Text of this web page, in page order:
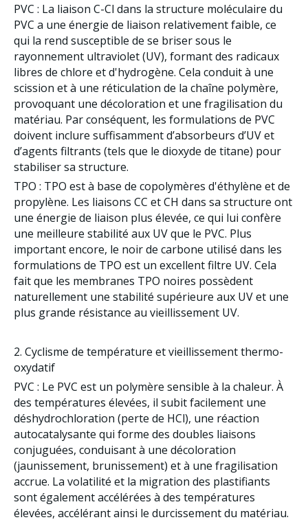
PVC : La liaison C-Cl dans la structure moléculaire du
PVC a une énergie de liaison relativement faible, ce
qui la rend susceptible de se briser sous le
rayonnement ultraviolet (UV), formant des radicaux
libres de chlore et d'hydrogène. Cela conduit à une
scission et à une réticulation de la chaîne polymère,
provoquant une décoloration et une fragilisation du
matériau. Par conséquent, les formulations de PVC
doivent inclure suffisammentd’absorbeurs d’UV et
d’agents filtrants (tels que le dioxyde de titane) pour
stabiliser sa structure.
TPO : TPO est à base de copolymères d'éthylène et de
propylène. Les liaisons CC et CH dans sa structure ont
une énergie de liaison plus élevée, ce qui lui confère
une meilleure stabilité aux UV que le PVC. Plus
important encore, le noir de carbone utilisé dans les
formulations de TPO est un excellent filtre UV. Cela
fait que les membranes TPO noires possèdent
naturellement une stabilité supérieure aux UV et une
plus grande résistance au vieillissement UV.
2. Cyclisme de température et vieillissement thermo-
oxydatif
PVC : Le PVC est un polymère sensible à la chaleur. À
des températures élevées, il subit facilement une
déshydrochloration (perte de HCl), une réaction
autocatalysante qui forme des doubles liaisons
conjuguées, conduisant à une décoloration
(jaunissement, brunissement) et à une fragilisation
accrue. La volatilité et la migration des plastifiants
sont également accélérées à des températures
élevées, accélérant ainsi le durcissement du matériau.